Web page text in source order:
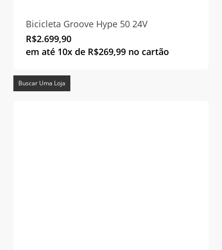
Bicicleta Groove Hype 50 24V
R$2.699,90
em até 10x de R$269,99 no cartão
Buscar Uma Loja